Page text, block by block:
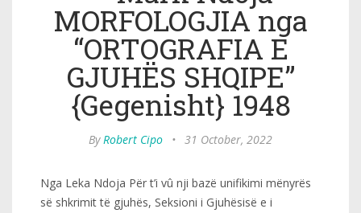
MORFOLOGJIA nga
“ORTOGRAFIA E
GJUHËS SHQIPE”
{Gegenisht} 1948
ByRobert Cipo • 31 October, 2022
Nga Leka Ndoja Për t’i vû nji bazë unifikimi mënyrës
së shkrimit të gjuhës, Seksioni i Gjuhësisë e i